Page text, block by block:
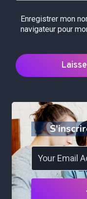
Enregistrer mon
navigateur pour